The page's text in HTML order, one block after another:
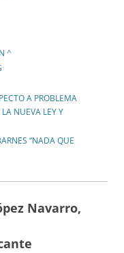
^
A PROBLEMA
NUEVA LEY Y
“NADA QUE
Navarro,